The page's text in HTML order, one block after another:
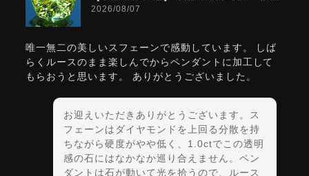
2026/08/07
唯一無二の美しいスフェーンで感動しています。 しば
らくルースのまま楽しんでからペンダントに加工して
もらおうと思います。 ありがとうございました。
お迎えいただきありがとうございます。ス
フェーンはダイヤモンドを上回る分散を持
ちながら硬度がやや低く、1.0ctでこの透明
感の石にはなかなか巡り合えません。ペン
ダントは石が動いて光を拾うので、ルース